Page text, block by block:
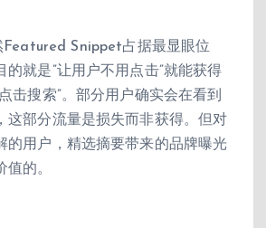
Featured Snippet占据最显眼位
的就是”让用户不用点击”就能获得
击搜索”。部分用户确实会在看到
这部分流量是损失而非获得。但对
的用户，精选摘要带来的品牌曝光
值的。